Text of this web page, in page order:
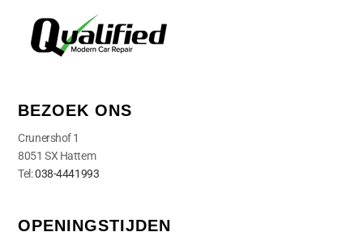
BEZOEK ONS
Crunershof 1
8051 SX Hattem
Tel:038-4441993
OPENINGSTIJDEN